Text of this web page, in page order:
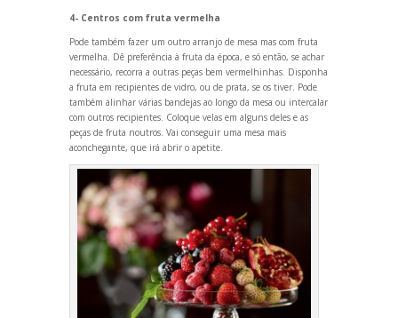
4- Centros com fruta vermelha
Pode também fazer um outro arranjo de mesa mas com fruta
vermelha. Dê preferência à fruta da época, e só então, se achar
necessário, recorra a outras peças bem vermelhinhas. Disponha
a fruta em recipientes de vidro, ou de prata, se os tiver. Pode
também alinhar várias bandejas ao longo da mesa ou intercalar
com outros recipientes. Coloque velas em alguns deles e as
peças de fruta noutros. Vai conseguir uma mesa mais
aconchegante, que irá abrir o apetite.